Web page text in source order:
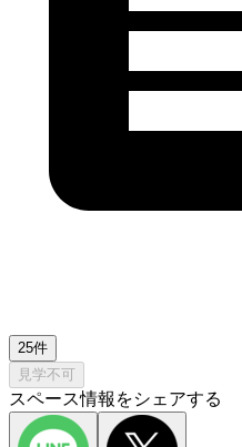
25件
見学不可
スペース情報をシェアする